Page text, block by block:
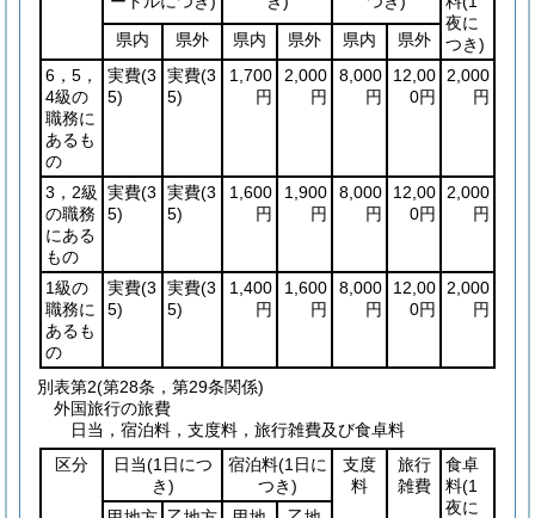
夜に
つき)
県内 県外 県内 県外 県内
県外
6，5，
4級の
職務に
あるも
の
実費(3
5)
実費(3
5)
1,700
円
2,000
円
8,000
円
12,00
0円
2,000
円
3，2級
の職務
にある
もの
実費(3
5)
実費(3
5)
1,600
円
1,900
円
8,000
円
12,00
0円
2,000
円
1級の
職務に
あるも
の
実費(3
5)
実費(3
5)
1,400
円
1,600
円
8,000
円
12,00
0円
2,000
円
別表第2(第28条，第29条関係)
外国旅行の旅費
日当，宿泊料，支度料，旅行雑費及び食卓料
区分
日当(1日につ
き)
宿泊料(1日に
つき)
支度
料
旅行
雑費
食卓
料(1
夜に